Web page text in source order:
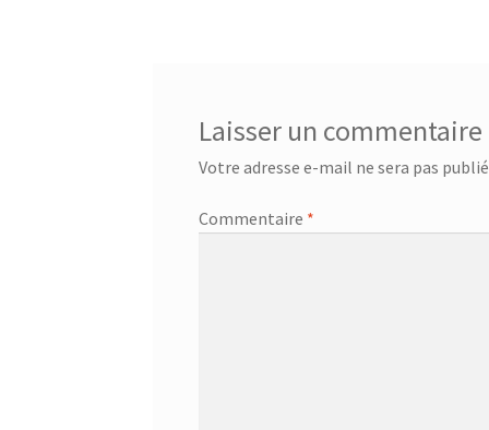
Laisser un commentaire
Votre adresse e-mail ne sera pas
Commentaire *